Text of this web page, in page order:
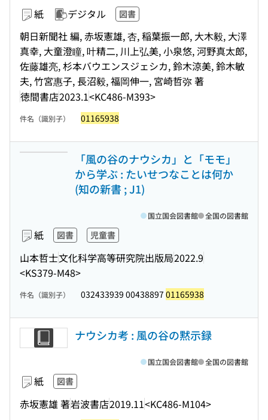
紙 デジタル 図書
朝日新聞社 編, 赤坂憲雄, 杏, 稲葉振一郎, 大木毅, 大澤
真幸, 大童澄瞳, 叶精二, 川上弘美, 小泉悠, 河野真太郎,
佐藤雄亮, 杉本バウエンスジェシカ, 鈴木涼美, 鈴木敏
夫, 竹宮惠子, 長沼毅, 福岡伸一, 宮崎哲弥 著
徳間書店2023.1<KC486-M393>
件名（識別子） 01165938
「風の谷のナウシカ」と「モモ」
から学ぶ : たいせつなことは何か
(知の新書 ; J1)
紙 図書 児童書
山本哲士文化科学高等研究院出版局2022.9
<KS379-M48>
国立国会図書館 全国の図書館
件名（識別子） 032433939 00438897 01165938
ナウシカ考 : 風の谷の黙示録
紙 図書
赤坂憲雄 著岩波書店2019.11<KC486-M104>
国立国会図書館 全国の図書館